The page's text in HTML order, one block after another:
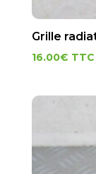
Grille
16.00€ TTC